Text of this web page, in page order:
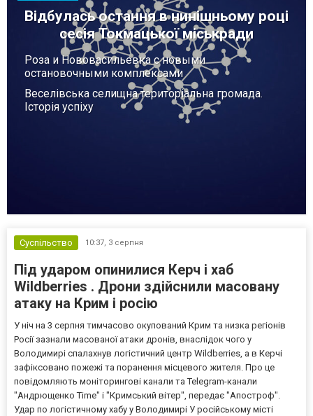
Відбулась остання в нинішньому році
сесія Токмацької міськради
Роза и Нововасильевка с новыми
остановочными комплексами
Веселівська селищна територіальна громада.
Історія успіху
Суспільство 10:37, 3 серпня
Під ударом опинилися Керч і хаб
Wildberries . Дрони здійснили масовану
атаку на Крим і росію
У ніч на 3 серпня тимчасово окупований Крим та низка регіонів
Росії зазнали масованої атаки дронів, внаслідок чого у
Володимирі спалахнув логістичний центр Wildberries, а в Керчі
зафіксовано пожежі та поранення місцевого жителя. Про це
повідомляють моніторингові канали та Telegram-канали
"Андрющенко Time" і "Кримський вітер", передає "Апостроф".
Удар по логістичному хабу у Володимирі У російському місті